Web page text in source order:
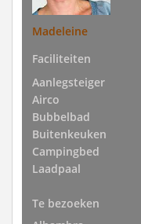
Madeleine
Faciliteiten
Aanlegsteiger
Airco
Bubbelbad
Buitenkeuken
Campingbed
Laadpaal
Te bezoeken